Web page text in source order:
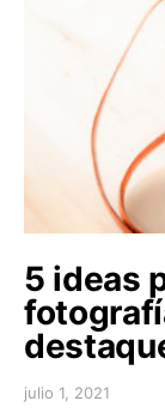
5 ideas
julio 1, 2021